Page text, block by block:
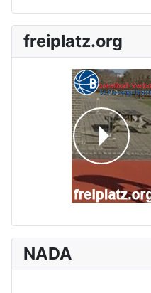
freiplatz.org
NADA